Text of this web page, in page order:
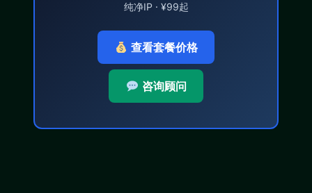
纯净IP · ¥99起
查看套餐价格
咨询顾问